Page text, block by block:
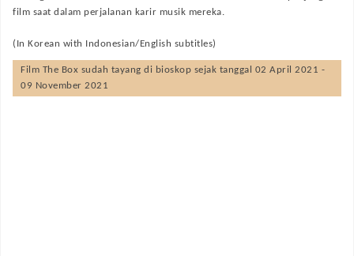
film saat dalam perjalanan karir musik mereka.
(In Korean with Indonesian/English subtitles)
Film The Box sudah tayang di bioskop sejak tanggal 02 April 2021 -
09 November 2021